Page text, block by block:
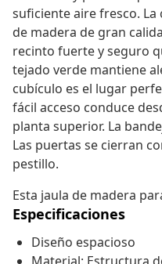
suficiente aire fresco.
de madera de gran
recinto fuerte y seguro
tejado verde mantiene
cubículo es el lugar
fácil acceso conduce
planta superior. La
Las puertas se cierran
pestillo.
Esta jaula de madera
Especificaciones
Diseño espacioso